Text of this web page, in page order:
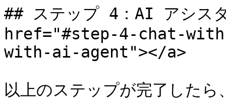
## ステップ 4：AI アシス
href="#step-4-chat-
with-ai-agent"></a>
以上のステップが完了した